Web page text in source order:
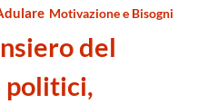
Motivazione e Bisogni
del
politici,